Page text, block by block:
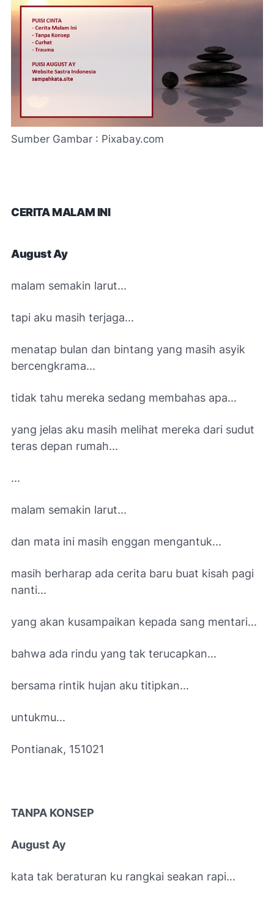
Sumber Gambar : Pixabay.com
CERITA MALAM INI
August Ay
malam semakin larut...
tapi aku masih terjaga...
menatap bulan dan bintang yang masih asyik
bercengkrama...
tidak tahu mereka sedang membahas apa...
yang jelas aku masih melihat mereka dari sudut
teras depan rumah...
...
malam semakin larut...
dan mata ini masih enggan mengantuk...
masih berharap ada cerita baru buat kisah pagi
nanti...
yang akan kusampaikan kepada sang mentari...
bahwa ada rindu yang tak terucapkan...
bersama rintik hujan aku titipkan...
untukmu...
Pontianak, 151021
TANPA KONSEP
August Ay
kata tak beraturan ku rangkai seakan rapi...